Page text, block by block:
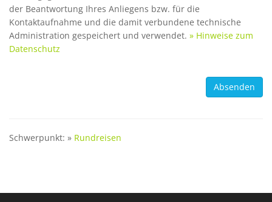
der Beantwortung Ihres Anliegens bzw. für die
Kontaktaufnahme und die damit verbundene technische
Administration gespeichert und verwendet. » Hinweise zum
Datenschutz
Schwerpunkt: » Rundreisen